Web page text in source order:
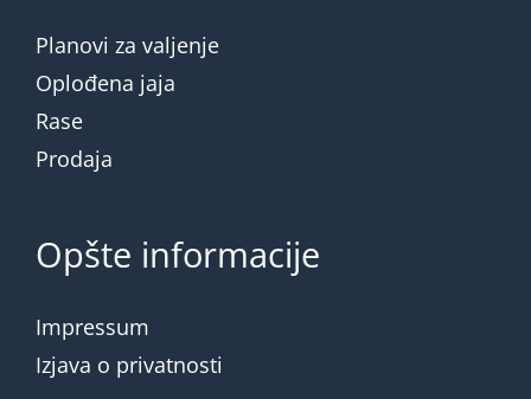
Planovi za valjenje
Oplođena jaja
Rase
Prodaja
Opšte informacije
Impressum
Izjava o privatnosti